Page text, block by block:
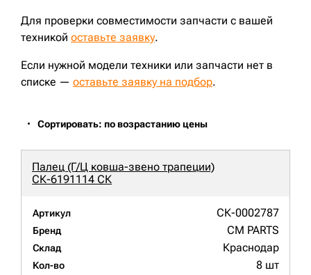
Для проверки совместимости запчасти с вашей
техникой оставьте заявку.
Если нужной модели техники или запчасти нет в
списке — оставьте заявку на подбор.
Сортировать: по возрастанию цены
Палец (Г/Ц ковша-звено трапеции)
СК-6191114 СК
Артикул СК-0002787
Бренд CM PARTS
Склад Краснодар
Кол-во 8 шт